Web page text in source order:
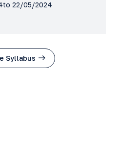
22/05/2024
Syllabus